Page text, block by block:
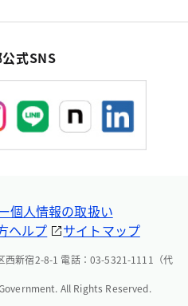
式SNS
個人情報の取扱い
ヘルプ サイトマップ
西新宿2-8-1 電話：03-5321-1111（代
All Rights Reserved.